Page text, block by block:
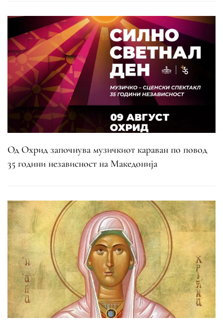
Од Охрид започнува музичкиот караван по повод
35 години независност на Македонија